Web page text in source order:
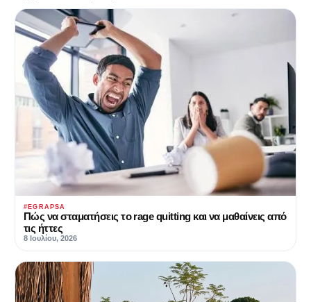
#EGRAPSA
Πώς να σταματήσεις το rage quitting και να μαθαίνεις από
τις ήττες
8 Ιουλίου, 2026